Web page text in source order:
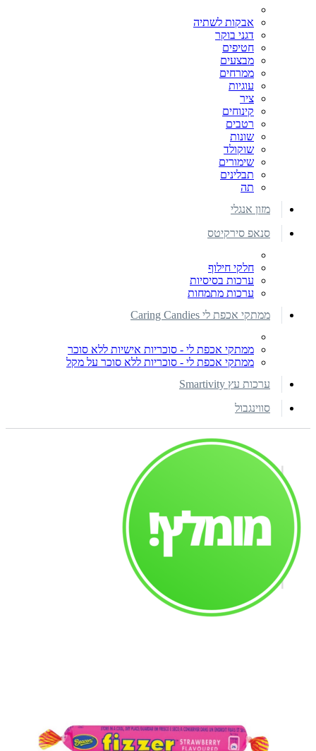
אבקות לשתיה
דגני בוקר
חטיפים
מבצעים
ממרחים
עוגיות
ציר
קינוחים
רטבים
שונות
שוקולד
שימורים
תבלינים
תה
מזון אנגלי
סנאפ סירקיטס
חלקי חילוף
ערכות בסיסיות
ערכות מתמחות
ממתקי אכפת לי Caring Candies
ממתקי אכפת לי - סוכריות אישיות ללא סוכר
ממתקי אכפת לי - סוכריות ללא סוכר על מקל
ערכות עץ Smartivity
סווינגבול